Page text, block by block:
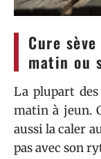
Cure
matin ou
La plupart
matin à jeun.
aussi la caler
pas avec son